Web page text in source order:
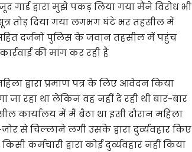
गार्ड द्वारा मुझे पकड़ लिया गया मैंने विरोध भी
तोड़ दिया गया लगभग घंटे भर तहसील में
दर्जनों पुलिस के जवान तहसील में पहुंच
की मांग कर रही है
द्वारा प्रमाण पत्र के लिए आवेदन किया
रहा था लेकिन वह नहीं दे रही थी बार-बार
कार्यालय में मैं बैठा था इसी दौरान महिला
से चिल्लाने लगी उसके द्वारा दुर्व्यवहार किए
कर्मचारी द्वारा कोई दुर्व्यवहार नहीं किया